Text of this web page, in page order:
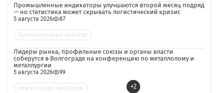
Промышленные индикаторы улучшаются второй месяц подряд
— но статистика может скрывать логистический кризис
5 августа 2026 87
Промышленные новости
Лидеры рынка, профильные союзы и органы власти
соберутся в Волгограде на конференцию по металлолому и
металлургии
5 августа 2026 99
лом и отходы металлов +2